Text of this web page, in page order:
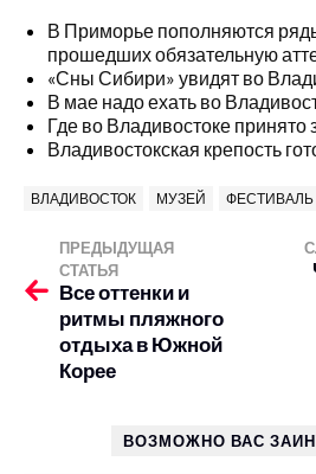
В Приморье пополняются
прошедших обязательную
«Сны Сибири» увидят во
В мае надо ехать во
Где во Владивостоке принято
Владивостокская крепость
ВЛАДИВОСТОК МУЗЕЙ ФЕСТИВАЛЬ
ПРЕДЫДУЩАЯ
СТАТЬЯ
Все оттенки и
ритмы пляжного
отдыха в Южной
Корее
ВОЗМОЖНО ВАС